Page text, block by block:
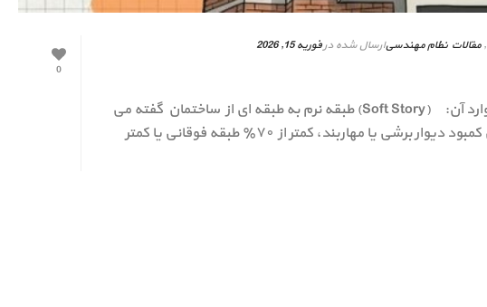
0
,مقالات نظام مهندسیارسال شده درفوریه 15, 2026
قاتل خاموش در زلزله و بررسی موارد آن: (Soft Story) طبقه نرم به طبقه اى از ساختمان گفته می
شود كه سختی جانبی آن به دليل كمبود ديوار برشی يا مهاربند، كمتر از ٧٠٪ طبقه فوقانی يا كمتر